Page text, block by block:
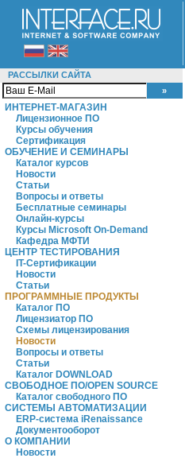
РАССЫЛКИ САЙТА
ИНТЕРНЕТ-МАГАЗИН
Лицензионное ПО
Курсы обучения
Сертификация
ОБУЧЕНИЕ И СЕМИНАРЫ
Каталог курсов
Новости
Статьи
Вопросы и ответы
Бесплатные семинары
Онлайн-курсы
Курсы Microsoft On-Demand
Кафедра МФТИ
ЦЕНТР ТЕСТИРОВАНИЯ
IT-Сертификации
Новости
Статьи
ПРОГРАММНЫЕ ПРОДУКТЫ
Каталог ПО
Лицензиатор ПО
Схемы лицензирования
Новости
Вопросы и ответы
Статьи
Каталог DOWNLOAD
СВОБОДНОЕ ПО/OPEN SOURCE
Каталог свободного ПО
СИСТЕМЫ АВТОМАТИЗАЦИИ
ERP-система iRenaissance
Документооборот
О КОМПАНИИ
Новости